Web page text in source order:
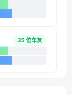
35 位车友